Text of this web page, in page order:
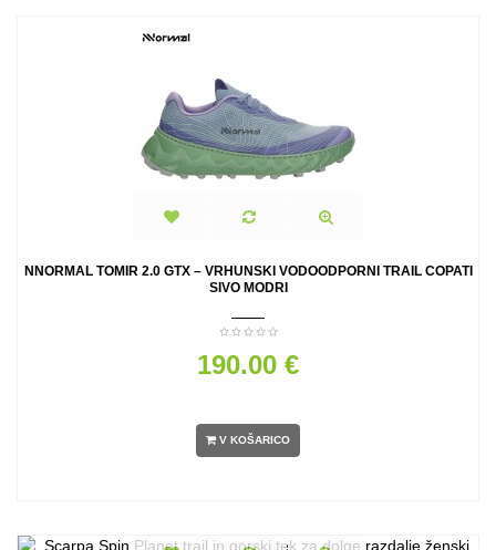
NNORMAL TOMIR 2.0 GTX – VRHUNSKI VODOODPORNI TRAIL COPATI
SIVO MODRI
190.00 €
V KOŠARICO